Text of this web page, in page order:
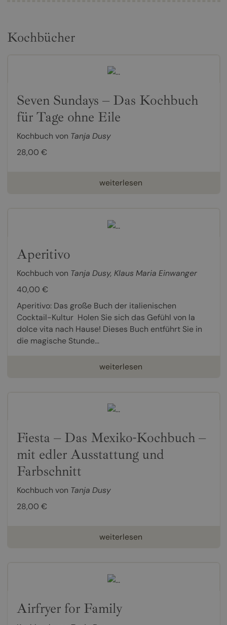
Kochbücher
Seven Sundays – Das Kochbuch
für Tage ohne Eile
Kochbuch von Tanja Dusy
28,00 €
weiterlesen
Aperitivo
Kochbuch von Tanja Dusy, Klaus Maria Einwanger
40,00 €
Aperitivo: Das große Buch der italienischen
Cocktail-Kultur Holen Sie sich das Gefühl von la
dolce vita nach Hause! Dieses Buch entführt Sie in
die magische Stunde...
weiterlesen
Fiesta – Das Mexiko-Kochbuch –
mit edler Ausstattung und
Farbschnitt
Kochbuch von Tanja Dusy
28,00 €
weiterlesen
Airfryer for Family